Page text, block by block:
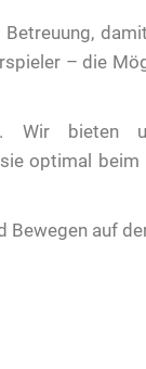
– die
Wir bieten
optimal beim
auf